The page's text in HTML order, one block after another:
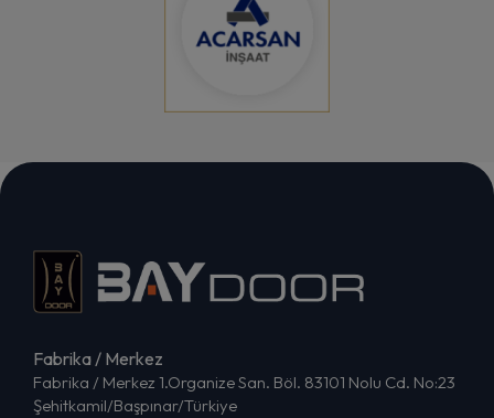
Fabrika / Merkez
Fabrika / Merkez 1.Organize San. Böl. 83101 Nolu Cd. No:23
Şehitkamil/Başpınar/Türkiye